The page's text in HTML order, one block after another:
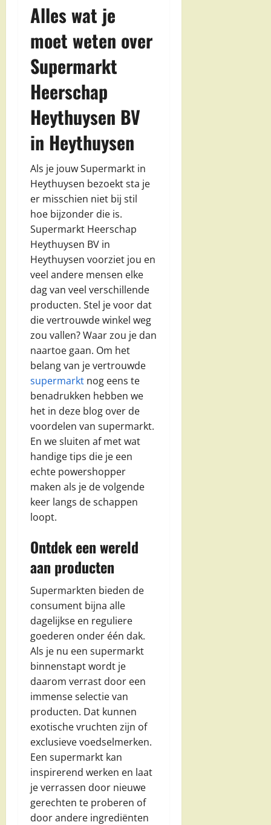
Alles wat je
moet weten over
Supermarkt
Heerschap
Heythuysen BV
in Heythuysen
Als je jouw Supermarkt in
Heythuysen bezoekt sta je
er misschien niet bij stil
hoe bijzonder die is.
Supermarkt Heerschap
Heythuysen BV in
Heythuysen voorziet jou en
veel andere mensen elke
dag van veel verschillende
producten. Stel je voor dat
die vertrouwde winkel weg
zou vallen? Waar zou je dan
naartoe gaan. Om het
belang van je vertrouwde
supermarkt nog eens te
benadrukken hebben we
het in deze blog over de
voordelen van supermarkt.
En we sluiten af met wat
handige tips die je een
echte powershopper
maken als je de volgende
keer langs de schappen
loopt.
Ontdek een wereld
aan producten
Supermarkten bieden de
consument bijna alle
dagelijkse en reguliere
goederen onder één dak.
Als je nu een supermarkt
binnenstapt wordt je
daarom verrast door een
immense selectie van
producten. Dat kunnen
exotische vruchten zijn of
exclusieve voedselmerken.
Een supermarkt kan
inspirerend werken en laat
je verrassen door nieuwe
gerechten te proberen of
door andere ingrediënten